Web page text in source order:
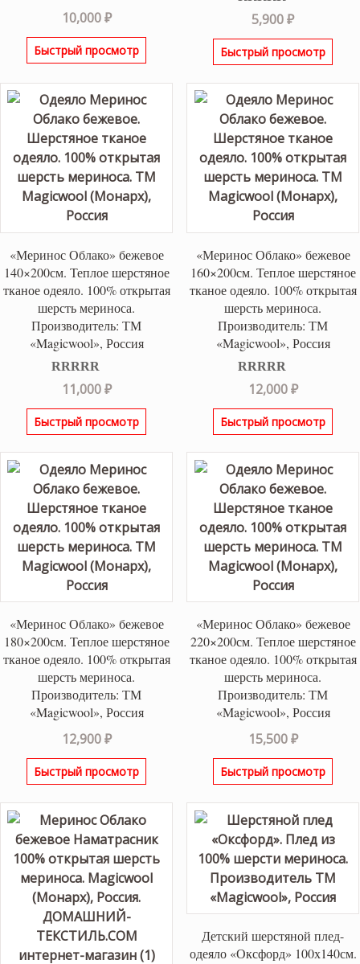
10,000₽
Быстрый просмотр
Оценка
4.00из 5
5,900₽
Быстрый просмотр
«Меринос Облако» бежевое
140×200см. Теплое шерстяное
тканое одеяло. 100% открытая
шерсть мериноса.
Производитель: ТМ
«Magicwool», Россия
Оценка5.00
из 5
11,000₽
Быстрый просмотр
«Меринос Облако» бежевое
160×200см. Теплое шерстяное
тканое одеяло. 100% открытая
шерсть мериноса.
Производитель: ТМ
«Magicwool», Россия
Оценка5.00
из 5
12,000₽
Быстрый просмотр
«Меринос Облако» бежевое
180×200см. Теплое шерстяное
тканое одеяло. 100% открытая
шерсть мериноса.
Производитель: ТМ
«Magicwool», Россия
12,900₽
Быстрый просмотр
«Меринос Облако» бежевое
220×200см. Теплое шерстяное
тканое одеяло. 100% открытая
шерсть мериноса.
Производитель: ТМ
«Magicwool», Россия
15,500₽
Быстрый просмотр
Детский шерстяной плед-
одеяло «Оксфорд» 100х140см.